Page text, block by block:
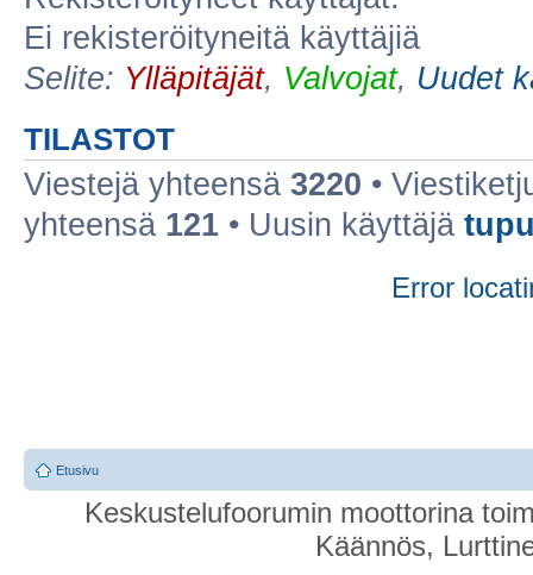
Ei rekisteröityneitä käyttäjiä
Selite: Ylläpitäjät, Valvojat, Uudet
TILASTOT
Viestejä yhteensä 3220 •
yhteensä 121 • Uusin käyttäjä
Error
Etusivu
Keskustelufoorumin moottorina
Käännös,